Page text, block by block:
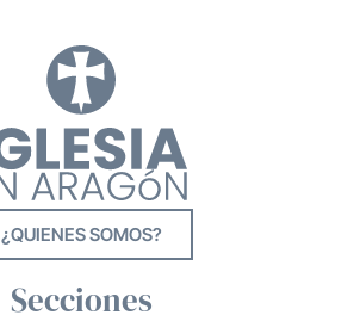
¿QUIENES SOMOS?
Secciones